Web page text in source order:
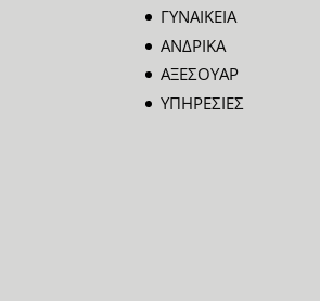
ΓΥΝΑΙΚΕΙΑ
ΑΝΔΡΙΚΑ
ΑΞΕΣΟΥΑΡ
ΥΠΗΡΕΣΙΕΣ